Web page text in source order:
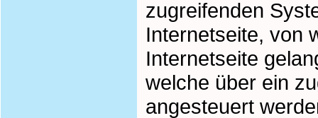
zugreifenden
Internetseite, von
Internetseite
welche über ein
angesteuert